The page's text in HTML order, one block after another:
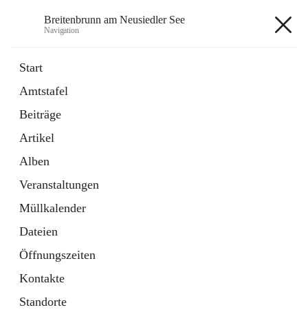
Breitenbrunn am Neusiedler See
Navigation
Start
Amtstafel
Beiträge
Artikel
Alben
Veranstaltungen
Müllkalender
Dateien
Öffnungszeiten
Kontakte
Standorte
18 Schnellzugriffe
Gemeindeservice